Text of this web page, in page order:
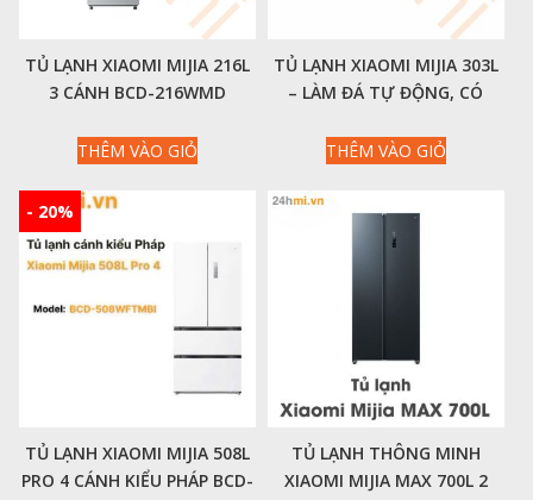
TỦ LẠNH XIAOMI MIJIA 216L
3 CÁNH BCD-216WMD
THÊM VÀO GIỎ
TỦ LẠNH XIAOMI MIJIA 303L
– LÀM ĐÁ TỰ ĐỘNG, CÓ
THÊM VÀO GIỎ
- 20%
TỦ LẠNH XIAOMI MIJIA 508L
PRO 4 CÁNH KIỂU PHÁP BCD-
TỦ LẠNH THÔNG MINH
XIAOMI MIJIA MAX 700L 2